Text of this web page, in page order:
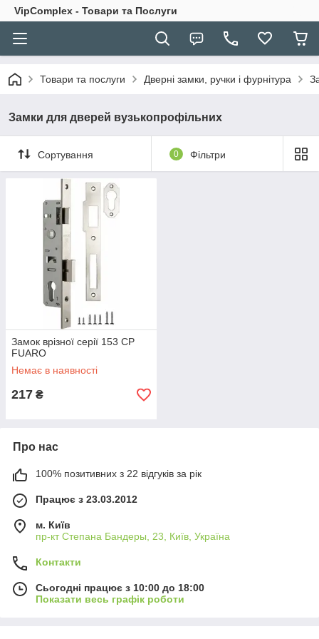
VipComplex - Товари та Послуги
Товари та послуги Дверні замки, ручки і фурнітура
Замки для дверей вузькопрофільних
Сортування 0 Фільтри
Замок врізної серії 153 CP
FUARO
Немає в наявності
217 ₴
Про нас
100% позитивних з 22 відгуків за рік
Працює з 23.03.2012
м. Київ
пр-кт Степана Бандеры, 23, Київ, Україна
Контакти
Сьогодні працює з 10:00 до 18:00
Показати весь графік роботи